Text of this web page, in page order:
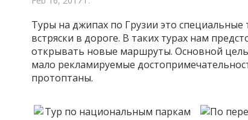
Туры на джипах по Грузии это
встряски в дороге. В таких турах нам
открывать новые маршруты. Основной
мало рекламируемые
протоптаны.